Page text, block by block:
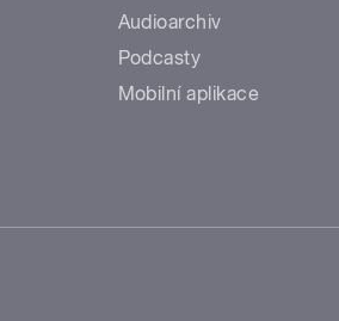
Audioarchiv
Podcasty
Mobilní aplikace